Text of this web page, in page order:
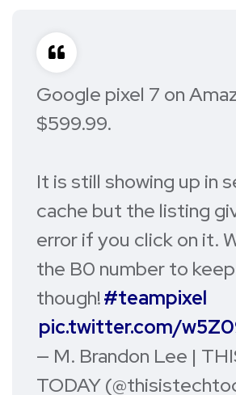
Google pixel 7 on
$599.99.
It is still showing up in
cache but the listing
error if you click on it.
the B0 number to
though!#teampixel
pic.twitter.com/
— M. Brandon Lee |
TODAY